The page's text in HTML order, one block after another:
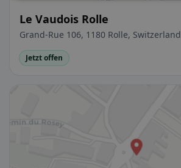
Le Vaudois Rolle
Grand-Rue 106, 1180 Rolle, Switzerland
Jetzt offen